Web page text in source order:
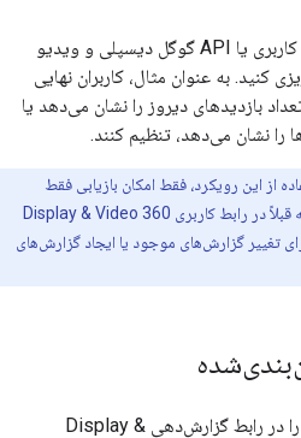
شما می‌توانید با استفاده از رابط کاربری یا API گوگل دیسپلی و ویدیو
کنید. به عنوان مثال، کاربران نهایی
بازدیدهای دیروز را نشان می‌دهد یا
را نشان می‌دهد، تنظیم کنند.
از این رویکرد، فقط امکان بازیابی فقط
خواندنی گزارش‌هایی را فراهم می‌کند که قبلاً در رابط کاربری Display & Video 360
تغییر گزارش‌های موجود یا ایجاد گزارش‌های
یک گزارش زمان‌بندی‌شده جدید را در رابط گزارش‌دهی Display &